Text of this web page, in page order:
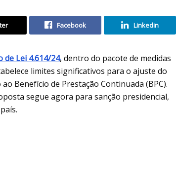
Facebook Linkedin
de Lei 4.614/24, dentro do pacote de medidas
limites significativos para o ajuste do
Benefício de Prestação Continuada (BPC).
segue agora para sanção presidencial,